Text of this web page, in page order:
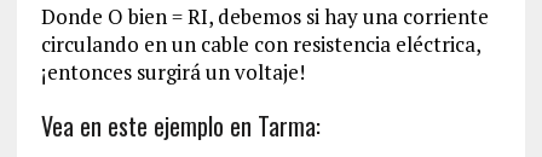
Donde O bien = RI, debemos si hay una corriente
circulando en un cable con resistencia eléctrica,
¡entonces surgirá un voltaje!
Vea en este ejemplo en Tarma: